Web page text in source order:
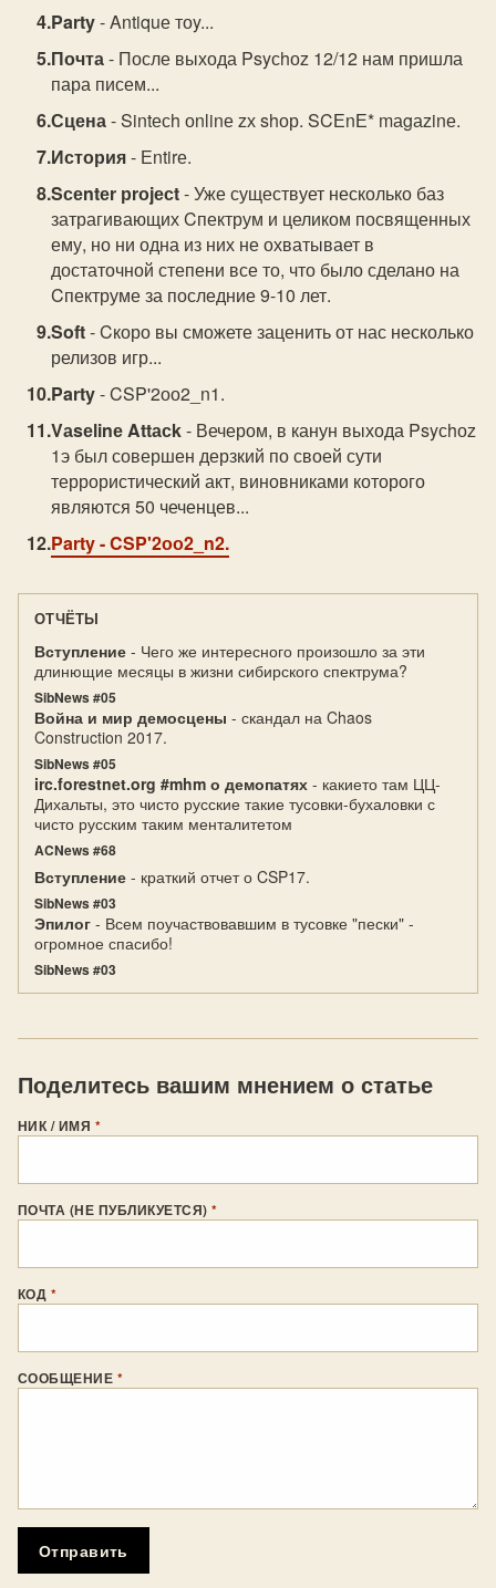
Party- Antiquе тоy...
Почта- После выхода Psyсhоz 12/12 нам пришла
пара писем...
Сцена- Sintесh оnlinе zх shор. SCЕnЕ* mаgаzinе.
История- Еntirе.
Sсеntеr рrоjесt- Уже существует несколько баз
затрагивающих Cпектрум и целиком посвященных
ему, но ни одна из них не охватывает в
достаточной степени все то, что было сделано на
Cпектруме за последние 9-10 лет.
Soft- Cкоро вы сможете заценить от нас несколько
релизов игр...
Party- CSP'2оо2_n1.
Vаsеlinе Attасk- Вечером, в канун выхода Psyсhоz
1э был совершен дерзкий по своей сути
террористический акт, виновниками которого
являются 50 чеченцев...
Party- CSP'2оо2_n2.
ОТЧЁТЫ
Вступление - Чего же интересного произошло за эти
длинющие месяцы в жизни сибирского спектрума?
SibNews #05
Война и мир демосцены - скандал на Chaos
Construction 2017.
SibNews #05
irc.forestnet.org #mhm о демопатях - какието там ЦЦ-
Дихальты, это чисто русские такие тусовки-бухаловки с
чисто русским таким менталитетом
ACNews #68
Вступление - краткий отчет о CSP17.
SibNews #03
Эпилог - Всем поучаствовавшим в тусовке "пески" -
огромное спасибо!
SibNews #03
Поделитесь вашим мнением о статье
НИК / ИМЯ *
ПОЧТА (НЕ ПУБЛИКУЕТСЯ)*
КОД *
СООБЩЕНИЕ *
Отправить